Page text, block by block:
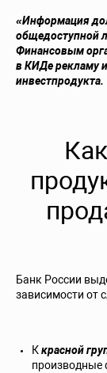
«Информация
общедоступной
Финансовым
в КИДе рекламу
инвестпродукта.
Банк России
зависимости от
Ккрасной
производные